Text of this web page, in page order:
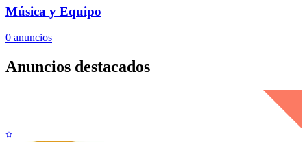
Música y Equipo
0 anuncios
Anuncios destacados